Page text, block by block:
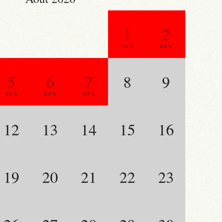
1
0.0 %
2
0.0 %
5
0.0 %
6
0.0 %
7
0.0 %
8 9
13 14 15 16
20 21 22 23